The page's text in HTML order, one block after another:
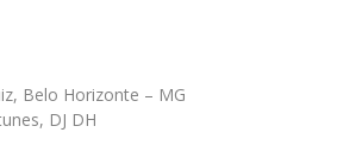
Belo Horizonte – MG
DJ DH